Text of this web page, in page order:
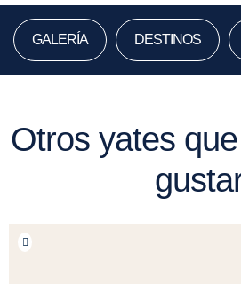
GALERÍA DESTINOS
Otros yates